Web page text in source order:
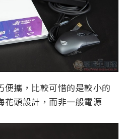
攜，比較可惜的是較小的
花頭設計，而非一般電源